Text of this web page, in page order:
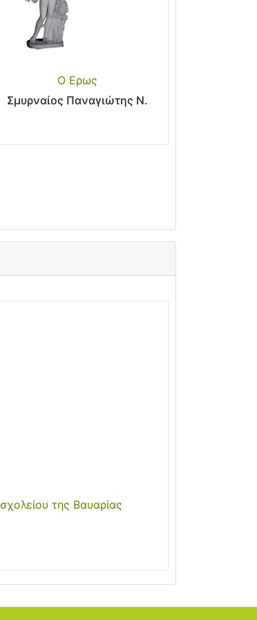
Ο Ερως
Σμυρναίος Παναγιώτης Ν.
της Βαυαρίας